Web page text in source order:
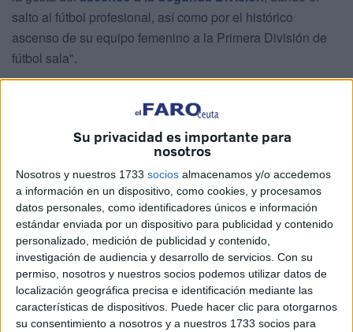
Su privacidad es importante para
nosotros
Nosotros y nuestros 1733 socios almacenamos y/o accedemos
a información en un dispositivo, como cookies, y procesamos
datos personales, como identificadores únicos e información
estándar enviada por un dispositivo para publicidad y contenido
personalizado, medición de publicidad y contenido,
investigación de audiencia y desarrollo de servicios. Con su
permiso, nosotros y nuestros socios podemos utilizar datos de
localización geográfica precisa e identificación mediante las
características de dispositivos. Puede hacer clic para otorgarnos
su consentimiento a nosotros y a nuestros 1733 socios para
salto al fútbol profesional, así como por el histórico
ascenso de su equipo femenino a la Primera División de
fútbol sala".